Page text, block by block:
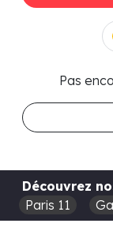
Pas
Découvrez
Paris 11